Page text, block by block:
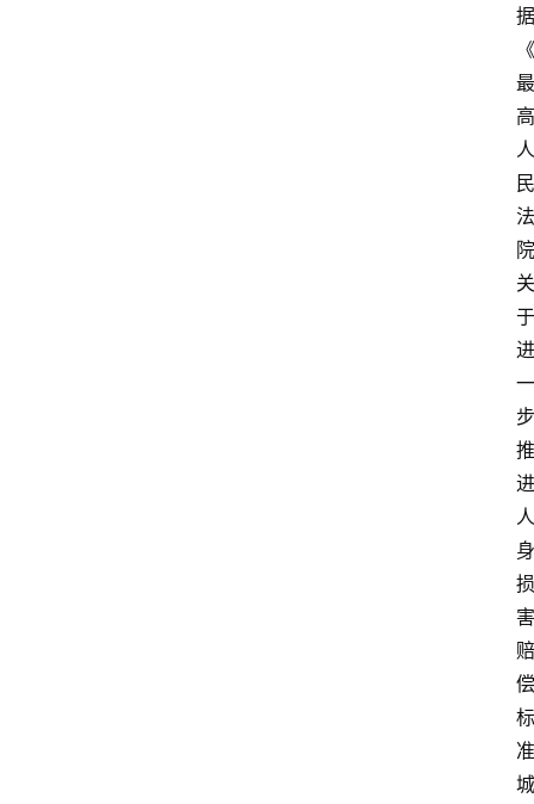
据
《
最
高
人
民
法
院
关
于
进
一
步
推
进
人
身
损
害
赔
偿
标
准
城